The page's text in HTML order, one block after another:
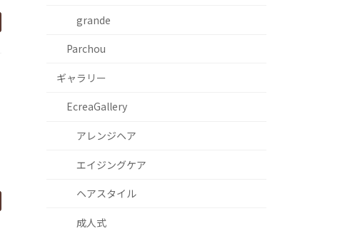
grande
Parchou
ギャラリー
EcreaGallery
アレンジヘア
エイジングケア
ヘアスタイル
成人式